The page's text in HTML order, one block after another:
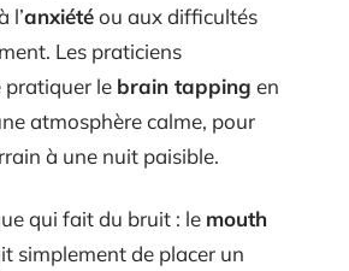
l’anxiétéou aux difficultés
Les praticiens
pratiquer le brain tapping en
atmosphère calme, pour
à une nuit paisible.
qui fait du bruit : le mouth
simplement de placer un